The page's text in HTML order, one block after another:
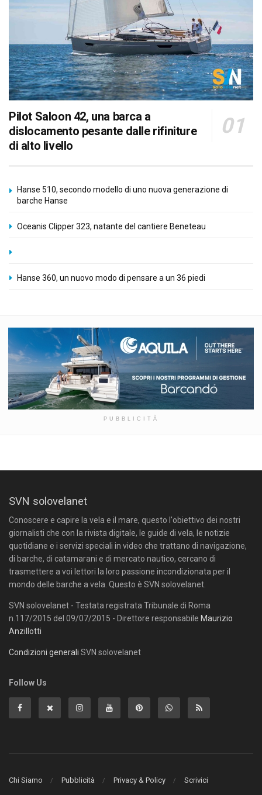
Pilot Saloon 42, una barca a
dislocamento pesante dalle rifiniture
di alto livello
Hanse 510, secondo modello di uno nuova generazione di
barche Hanse
Oceanis Clipper 323, natante del cantiere Beneteau
Hanse 360, un nuovo modo di pensare a un 36 piedi
PUBBLICITÀ
SVN solovelanet
Conoscere e capire la vela e il mare, questo l'obiettivo dei nostri
giornalisti che con la rivista digitale, le guide di vela, le notizie
quotidiane e i servizi speciali in video che trattano di navigazione,
di barche, di catamarani e di mercato nautico, cercano di
trasmettere a voi lettori la loro passione incondizionata per il
mondo delle barche a vela. Questo è SVN solovelanet.
SVN solovelanet - Testata registrata Tribunale di Roma
n.117/2015 del 09/07/2015 - Direttore responsabile Maurizio
Anzillotti
Condizioni generali SVN solovelanet
Follow Us
Chi Siamo Pubblicità Privacy & Policy Scrivici